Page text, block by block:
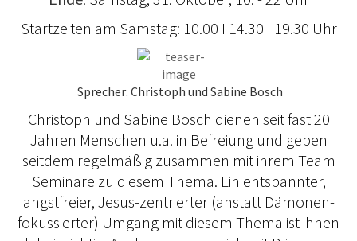
Startzeiten am Samstag: 10.00 I 14.30 I 19.30 Uhr
Sprecher: Christoph und Sabine Bosch
Christoph und Sabine Bosch dienen seit fast 20
Jahren Menschen u.a. in Befreiung und geben
seitdem regelmäßig zusammen mit ihrem Team
Seminare zu diesem Thema. Ein entspannter,
angstfreier, Jesus-zentrierter (anstatt Dämonen-
fokussierter) Umgang mit diesem Thema ist ihnen